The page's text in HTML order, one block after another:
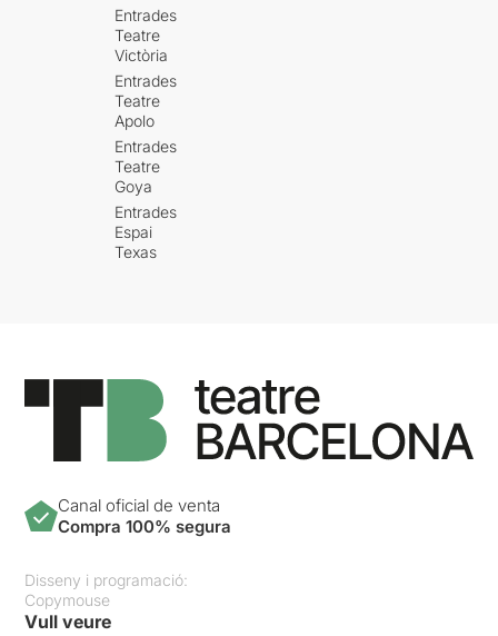
Entrades
Teatre
Victòria
Entrades
Teatre
Apolo
Entrades
Teatre
Goya
Entrades
Espai
Texas
Canal oficial de venta
Compra 100% segura
Disseny i programació:
Copymouse
Vull veure